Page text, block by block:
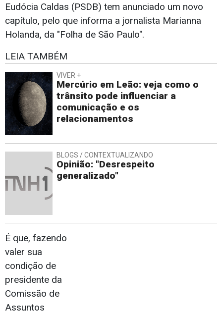
Eudócia Caldas (PSDB) tem anunciado um novo
capítulo, pelo que informa a jornalista Marianna
Holanda, da "Folha de São Paulo".
LEIA TAMBÉM
VIVER +
Mercúrio em Leão: veja como o
trânsito pode influenciar a
comunicação e os
relacionamentos
BLOGS / CONTEXTUALIZANDO
Opinião: "Desrespeito
generalizado"
É que, fazendo
valer sua
condição de
presidente da
Comissão de
Assuntos